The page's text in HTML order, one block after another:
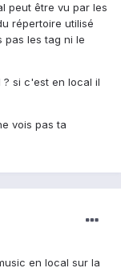
peut être vu par les
répertoire utilisé
pas les tag ni le
si c'est en local il
vois pas ta
en local sur la